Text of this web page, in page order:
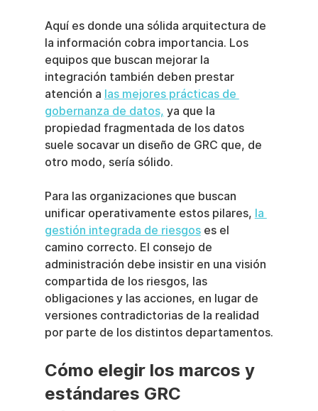
Aquí es donde una sólida arquitectura de
la información cobra importancia. Los
equipos que buscan mejorar la
integración también deben prestar
atención a las mejores prácticas de
gobernanza de datos, ya que la
propiedad fragmentada de los datos
suele socavar un diseño de GRC que, de
otro modo, sería sólido.
Para las organizaciones que buscan
unificar operativamente estos pilares, la
gestión integrada de riesgos es el
camino correcto. El consejo de
administración debe insistir en una visión
compartida de los riesgos, las
obligaciones y las acciones, en lugar de
versiones contradictorias de la realidad
por parte de los distintos departamentos.
Cómo elegir los marcos y
estándares GRC